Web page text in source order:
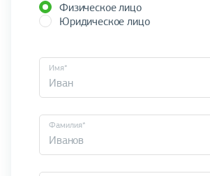
Физическое лицо
Юридическое лицо
Имя*
Фамилия*